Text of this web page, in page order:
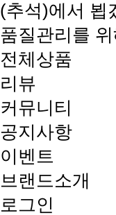
(추석)에서 뵙
품질관리를
전체상품
리뷰
커뮤니티
공지사항
이벤트
브랜드소개
로그인